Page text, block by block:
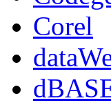
Corel